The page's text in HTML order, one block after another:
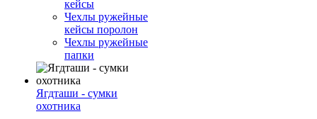
кейсы
Чехлы ружейные
кейсы поролон
Чехлы ружейные
папки
Ягдташи - сумки
охотника